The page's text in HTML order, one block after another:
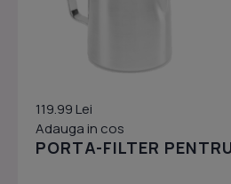
119.99 Lei
Adauga in cos
PORTA-FILTER